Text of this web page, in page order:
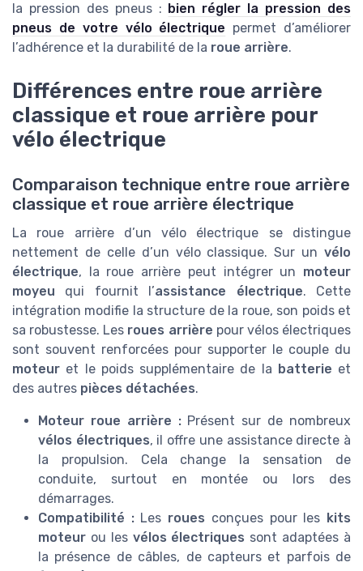
la pression des pneus : bien régler la pression des
pneus de votre vélo électrique permet d’améliorer
l’adhérence et la durabilité de la roue arrière.
Différences entre roue arrière
classique et roue arrière pour
vélo électrique
Comparaison technique entre roue arrière
classique et roue arrière électrique
La roue arrière d’un vélo électrique se distingue
nettement de celle d’un vélo classique. Sur un vélo
électrique, la roue arrière peut intégrer un moteur
moyeu qui fournit l’assistance électrique. Cette
intégration modifie la structure de la roue, son poids et
sa robustesse. Les roues arrière pour vélos électriques
sont souvent renforcées pour supporter le couple du
moteur et le poids supplémentaire de la batterie et
des autres pièces détachées.
Moteur roue arrière :Présent sur de nombreux
vélos électriques, il offre une assistance directe à
la propulsion. Cela change la sensation de
conduite, surtout en montée ou lors des
démarrages.
Compatibilité :Les roues conçues pour les kits
moteur ou les vélos électriques sont adaptées à
la présence de câbles, de capteurs et parfois de